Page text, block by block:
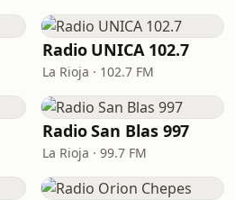
Radio UNICA 102.7
La Rioja · 102.7 FM
Radio San Blas 997
La Rioja · 99.7 FM